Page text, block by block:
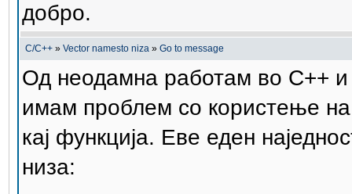
добро.
C/C++ » Vector namesto niza » Go to message
Од неодамна работам во C++ и
имам проблем со користење на
кај функција. Еве еден
низа: